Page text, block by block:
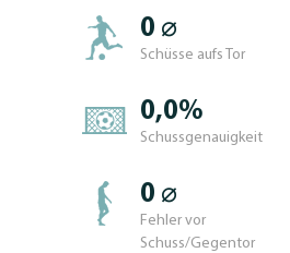
0 ⌀
Schüsse aufs Tor
0,0%
Schussgenauigkeit
0 ⌀
Fehler vor
Schuss/Gegentor